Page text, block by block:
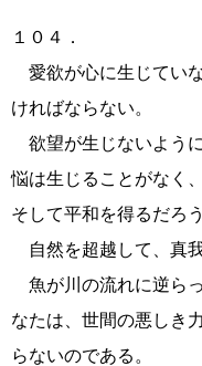
１０４．
愛欲が心に生じてい
ければならない。
欲望が生じないよう
悩は生じることがなく
そして平和を得るだろう
自然を超越して、真
魚が川の流れに逆ら
なたは、世間の悪しき
らないのである。